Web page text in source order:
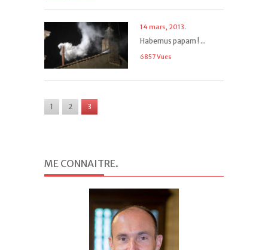
14 mars, 2013.
Habemus papam ! ...
6857 Vues
1 2 3
ME CONNAITRE.